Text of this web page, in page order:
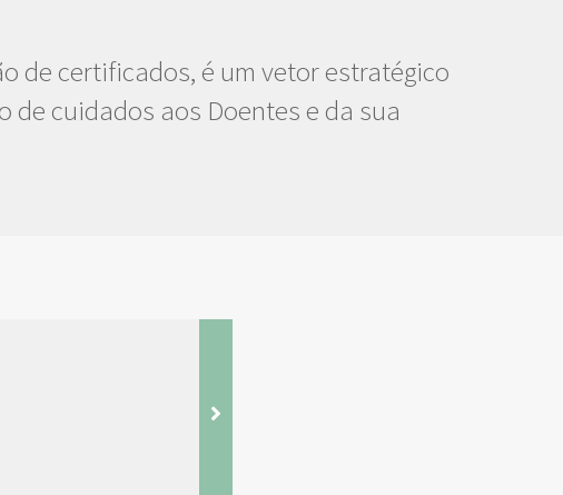
de certificados, é um vetor estratégico
cuidados aos Doentes e da sua